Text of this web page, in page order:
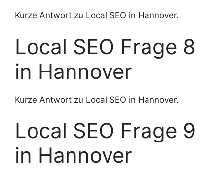
Kurze Antwort zu Local SEO in Hannover.
Local SEO Frage 8
in Hannover
Kurze Antwort zu Local SEO in Hannover.
Local SEO Frage 9
in Hannover